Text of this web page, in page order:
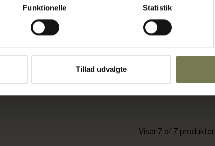
Funktionelle Statistik
Tillad udvalgte
Viser 7 af 7 produkter